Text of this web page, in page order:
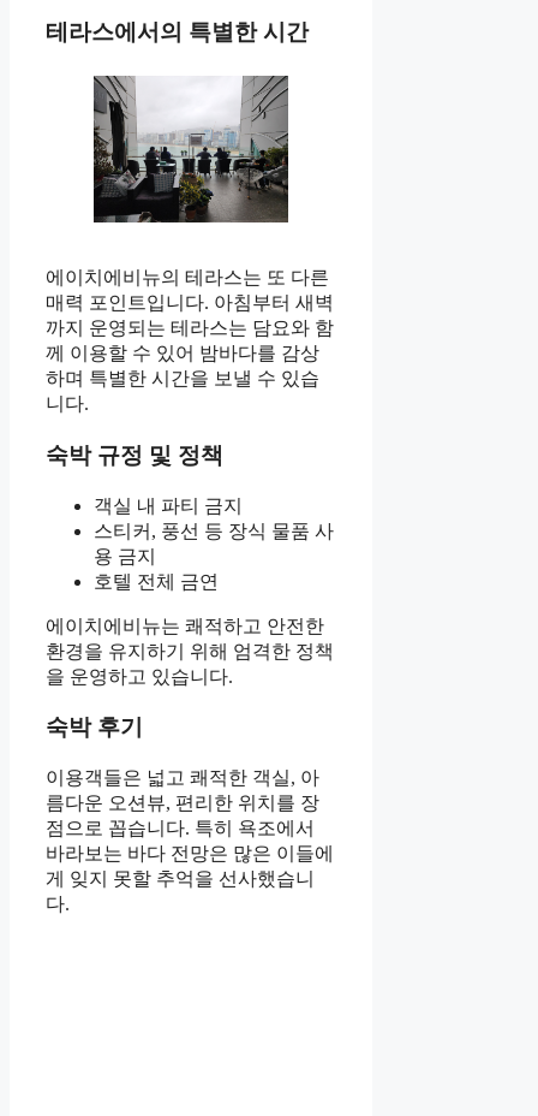
테라스에서의 특별한 시간
에이치에비뉴의 테라스는 또 다른
매력 포인트입니다. 아침부터 새벽
까지 운영되는 테라스는 담요와 함
께 이용할 수 있어 밤바다를 감상
하며 특별한 시간을 보낼 수 있습
니다.
숙박 규정 및 정책
객실 내 파티 금지
스티커, 풍선 등 장식 물품 사
용 금지
호텔 전체 금연
에이치에비뉴는 쾌적하고 안전한
환경을 유지하기 위해 엄격한 정책
을 운영하고 있습니다.
숙박 후기
이용객들은 넓고 쾌적한 객실, 아
름다운 오션뷰, 편리한 위치를 장
점으로 꼽습니다. 특히 욕조에서
바라보는 바다 전망은 많은 이들에
게 잊지 못할 추억을 선사했습니
다.